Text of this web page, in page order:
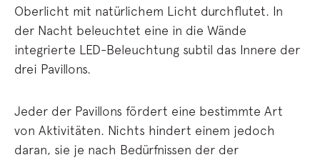
Oberlicht mit natürlichem Licht durchflutet. In
der Nacht beleuchtet eine in die Wände
integrierte LED-Beleuchtung subtil das Innere der
drei Pavillons.
Jeder der Pavillons fördert eine bestimmte Art
von Aktivitäten. Nichts hindert einem jedoch
daran, sie je nach Bedürfnissen der der